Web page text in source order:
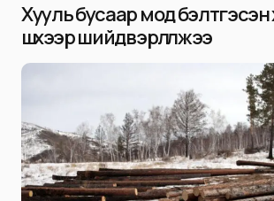
Хууль бусаар мод бэлтгэсэн
шүүхээр шийдвэрлүүлжээ